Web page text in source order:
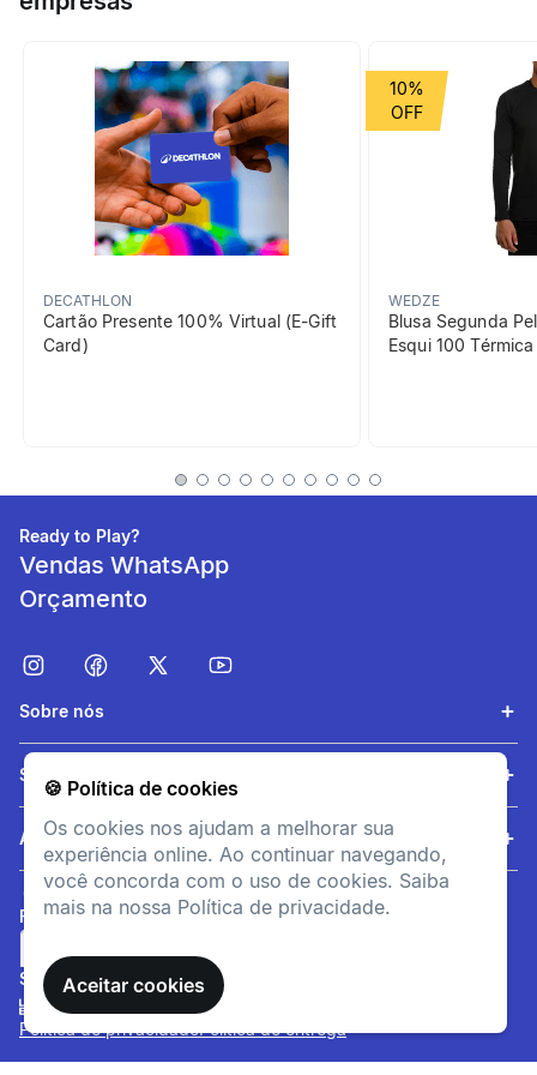
🍪 Política de cookies
Os cookies nos ajudam a melhorar sua
experiência online. Ao continuar navegando,
você concorda com o uso de cookies. Saiba
mais na nossa Política de privacidade.
Aceitar cookies
bloqueador que a transforma em gorro.
Grupo de Esporte Montanha
beneficiosDoProduto
calor para o pescoço.
se guarda facilmente em um
bolso ou mochila.
DECATHLON
Cartão Presente 100% Virtual (E-Gift
Card)
WEDZE
Blusa Segunda
Esqui 100
10%
Ready to Play?
Vendas WhatsApp
Orçamento
Sobre nós
Serviços
Ajuda
FORMAS DE PAGAMENTO
SITE SEGURO
Política de privacidadePolítica de entrega